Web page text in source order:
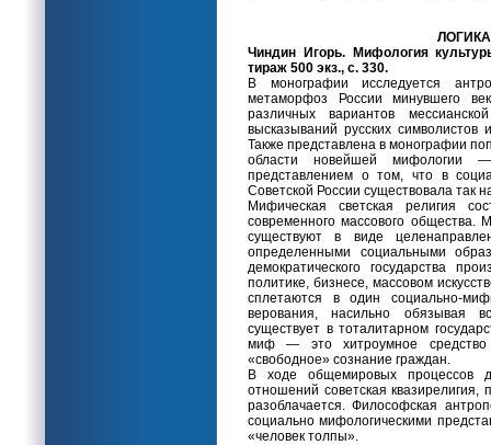
Чиндин Игорь. Мифология
тираж 500 экз., с. 330.
В монографии исследуется
метаморфоз России минувшего
различных вариантов
высказываний русских символистов
Также представлена в монографии
области новейшей мифологии
представлением о том, что в
Советской России существовала так
Мифическая светская религия
современного массового
существуют в виде
определенными социальными
демократического государства
политике, бизнесе, массовом
сплетаются в один социально-
верования, насильно обязывая
существует в тоталитарном
миф — это хитроумное средство
«свободное» сознание граждан.
В ходе общемировых процессов
отношений советская
разоблачается. Философская
социально мифологическими
«человек толпы».